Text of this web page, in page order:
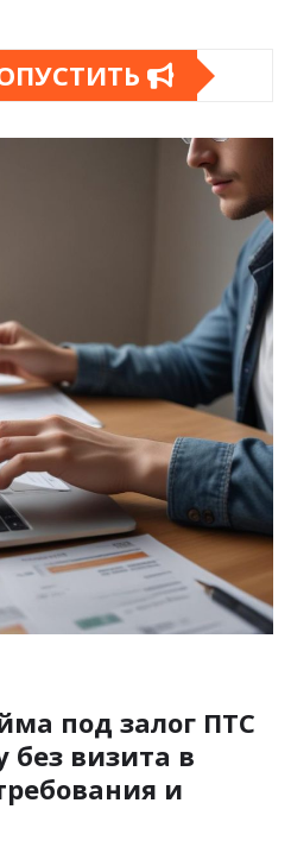
под залог ПТС
без визита в
и